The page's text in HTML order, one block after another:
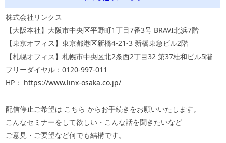
株式会社リンクス
【大阪本社】大阪市中央区平野町1丁目7番3号 BRAVI北浜7階
【東京オフィス】東京都港区新橋4-21-3 新橋東急ビル2階
【札幌オフィス】札幌市中央区北2条西2丁目32 第37桂和ビル5階
フリーダイヤル：0120-997-011
HP： https://www.linx-osaka.co.jp/
配信停止ご希望は こちら からお手続きをお願いいたします。
こんなセミナーをして欲しい・こんな話を聞きたいなど
ご意見・ご要望など何でも結構です。